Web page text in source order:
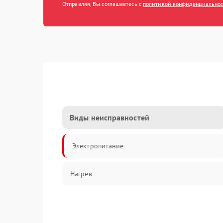
Отправляя, Вы соглашаетесь с политикой
Виды неисправностей
Электропитание
Нагрев